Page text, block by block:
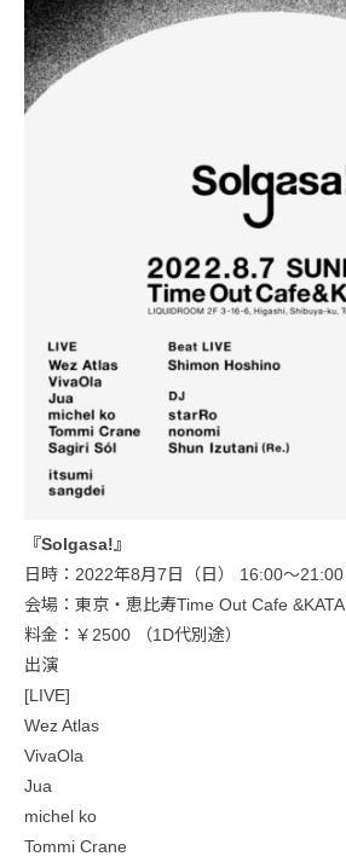
『Solgasa!』
日時：2022年8月7日（日） 16:00〜21:00
会場：東京・恵比寿Time Out Cafe &KATA
料金：￥2500 （1D代別途）
出演
[LIVE]
Wez Atlas
VivaOla
Jua
michel ko
Tommi Crane